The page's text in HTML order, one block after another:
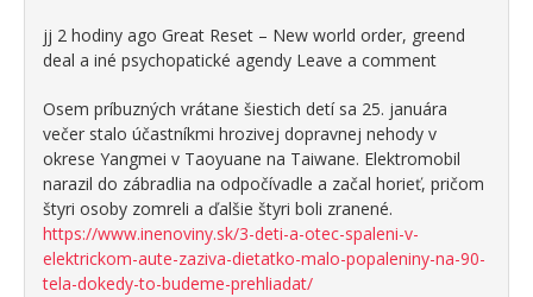
jj 2 hodiny ago Great Reset – New world order, greend
deal a iné psychopatické agendy Leave a comment
Osem príbuzných vrátane šiestich detí sa 25. januára
večer stalo účastníkmi hrozivej dopravnej nehody v
okrese Yangmei v Taoyuane na Taiwane. Elektromobil
narazil do zábradlia na odpočívadle a začal horieť, pričom
štyri osoby zomreli a ďalšie štyri boli zranené.
https://www.inenoviny.sk/3-deti-a-otec-spaleni-v-
elektrickom-aute-zaziva-dietatko-malo-popaleniny-na-90-
tela-dokedy-to-budeme-prehliadat/